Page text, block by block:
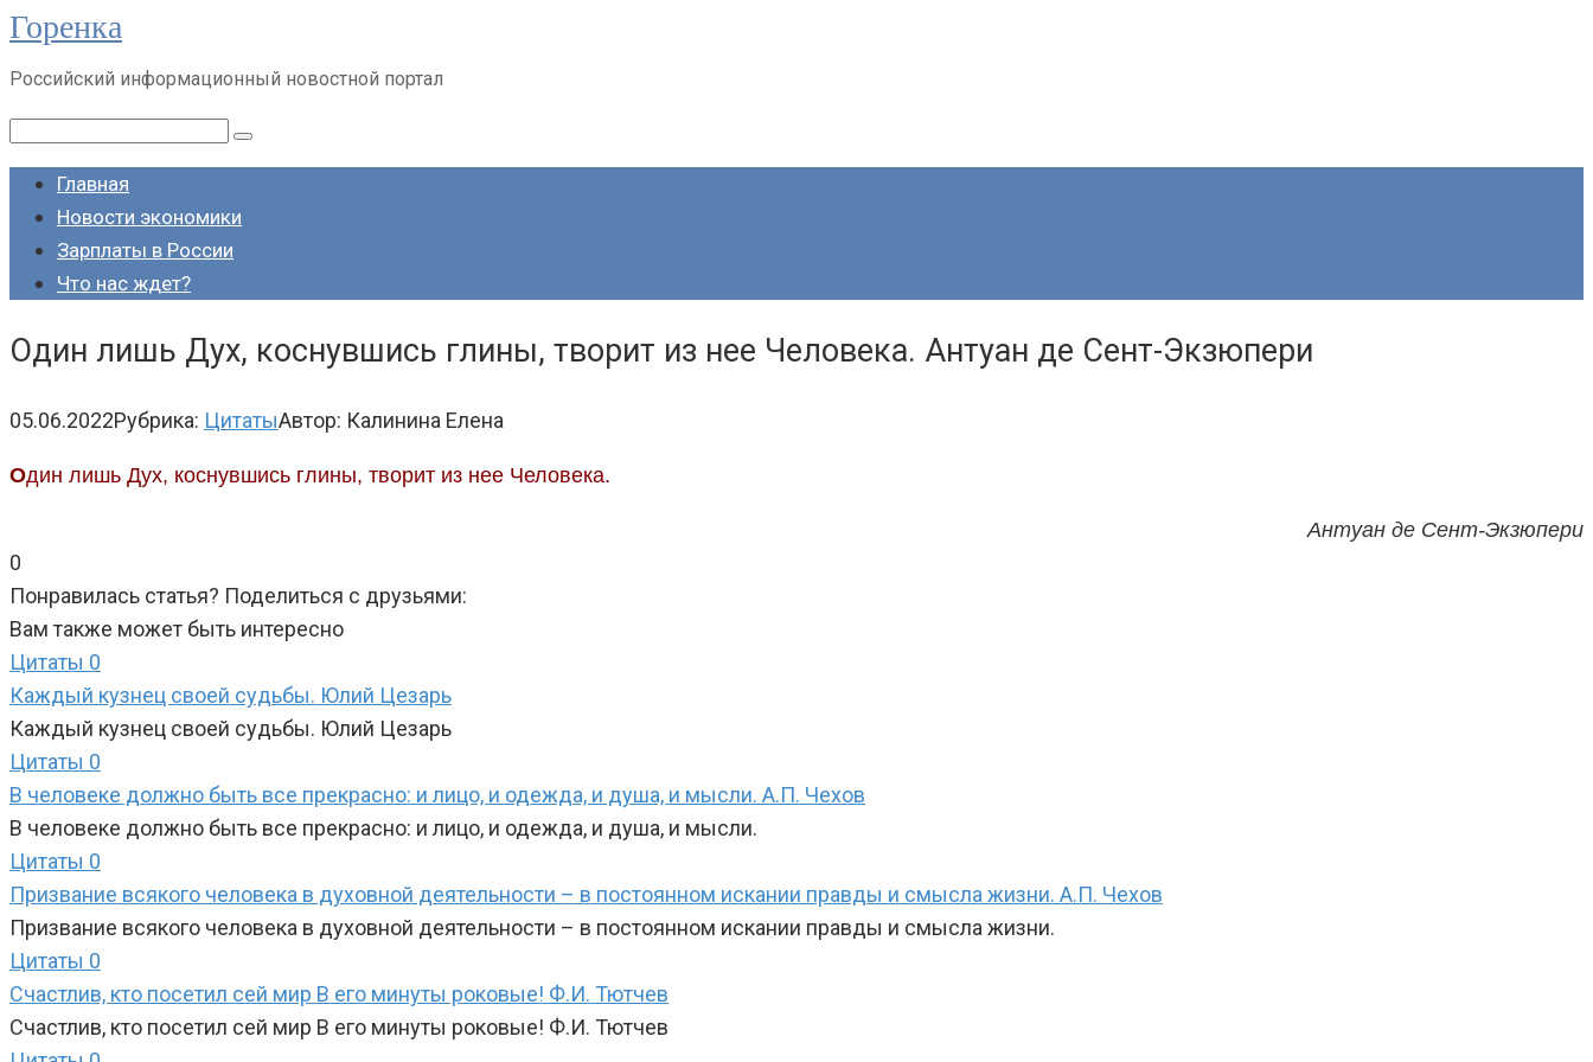
Перейти
контенту
Горенка
Российский информационный новостной портал
Поиск:
Главная
Новости экономики
Зарплаты в России
Что нас ждет?
Один лишь Дух, коснувшись глины, творит из нее Человека. Антуан де Сент-Экзюпери
05.06.2022Рубрика: ЦитатыАвтор: Калинина Елена
Один лишь Дух, коснувшись глины, творит из нее Человека.
Антуан де Сент-Экзюпери
0
Понравилась статья? Поделиться с друзьями:
Вам также может быть интересно
Цитаты 0
Каждый кузнец своей судьбы. Юлий Цезарь
Каждый кузнец своей судьбы. Юлий Цезарь
Цитаты 0
В человеке должно быть все прекрасно: и лицо, и одежда, и душа, и мысли. А.П. Чехов
В человеке должно быть все прекрасно: и лицо, и одежда, и душа, и мысли.
Цитаты 0
Призвание всякого человека в духовной деятельности – в постоянном искании правды и смысла жизни. А.П. Чехов
Призвание всякого человека в духовной деятельности – в постоянном искании правды и смысла жизни.
Цитаты 0
Счастлив, кто посетил сей мир В его минуты роковые! Ф.И. Тютчев
Счастлив, кто посетил сей мир В его минуты роковые! Ф.И. Тютчев